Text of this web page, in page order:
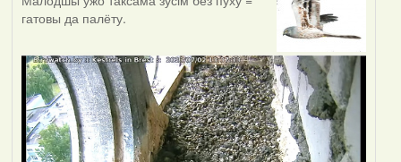
гатовы да палёту.